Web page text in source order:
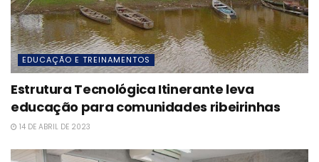
EDUCAÇÃO E TREINAMENTOS
Estrutura Tecnológica Itinerante leva
educação para comunidades ribeirinhas
14 DE ABRIL DE 2023